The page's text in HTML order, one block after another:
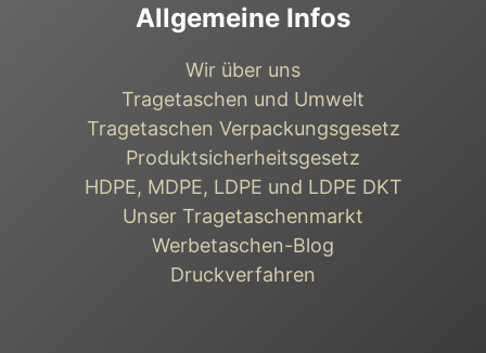
Allgemeine Infos
Wir über uns
Tragetaschen und Umwelt
Tragetaschen Verpackungsgesetz
Produktsicherheitsgesetz
HDPE, MDPE, LDPE und LDPE DKT
Unser Tragetaschenmarkt
Werbetaschen-Blog
Druckverfahren